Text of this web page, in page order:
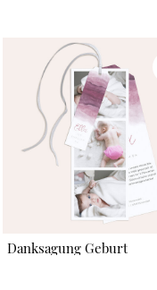
Danksagung Geburt